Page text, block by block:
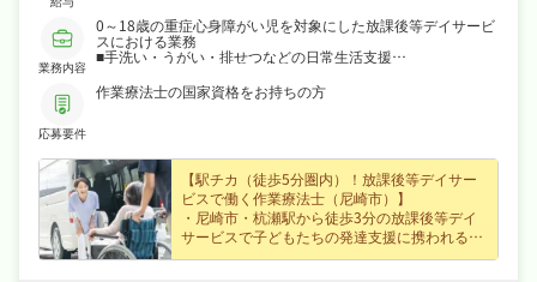
業務内容
0～18歳の重症心身障がい児を対象にした放課後等デイサービ
スにおける業務
■手洗い・うがい・排せつなどの日常生活支援
■絵本などの遊びの展開
■昼食やおやつの提供・補助
応募要件
作業療法士の国家資格をお持ちの方
【駅チカ（徒歩5分圏内）！放課後等デイサー
ビスで働く作業療法士（尼崎市）】
・尼崎市・杭瀬駅から徒歩3分の放課後等デイ
サービスで子どもたちの発達支援に携われる作
業療法士求人、経験不問でじっくり成長できま